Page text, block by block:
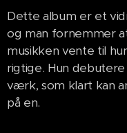
Dette album er et
og man fornemmer
musikken vente til
rigtige. Hun
værk, som klart kan
på en.